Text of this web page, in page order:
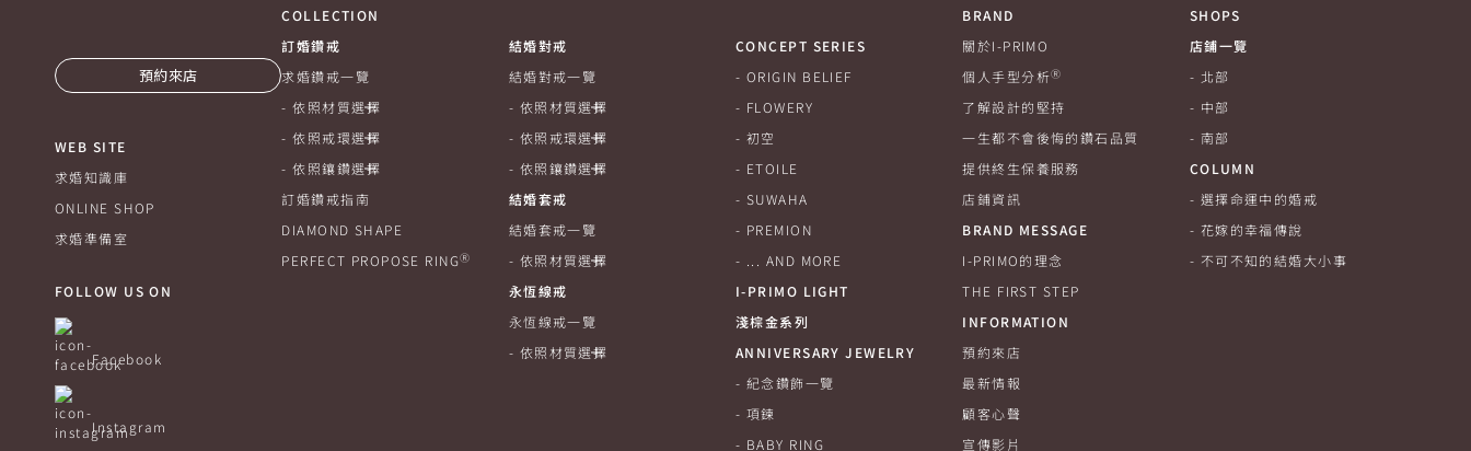
預約來店
WEB SITE
求婚知識庫
ONLINE SHOP
求婚準備室
FOLLOW US ON
Facebook
Instagram
COLLECTION
訂婚鑽戒
求婚鑽戒一覽
依照材質選擇
依照戒環選擇
依照鑲鑽選擇
訂婚鑽戒指南
DIAMOND SHAPE
PERFECT PROPOSE RINGⓇ
結婚對戒
結婚對戒一覽
依照材質選擇
依照戒環選擇
依照鑲鑽選擇
結婚套戒
結婚套戒一覽
依照材質選擇
永恆線戒
永恆線戒一覽
依照材質選擇
CONCEPT SERIES
ORIGIN BELIEF
FLOWERY
初空
ETOILE
SUWAHA
PREMION
... AND MORE
I-PRIMO LIGHT
淺棕金系列
ANNIVERSARY JEWELRY
紀念鑽飾一覽
項鍊
BABY RING
BRAND
關於I-PRIMO
個人手型分析Ⓡ
了解設計的堅持
一生都不會後悔的鑽石品質
提供終生保養服務
店鋪資訊
BRAND MESSAGE
I-PRIMO的理念
THE FIRST STEP
INFORMATION
預約來店
最新情報
顧客心聲
宣傳影片
SHOPS
店鋪一覽
北部
中部
南部
COLUMN
選擇命運中的婚戒
花嫁的幸福傳說
不可不知的結婚大小事